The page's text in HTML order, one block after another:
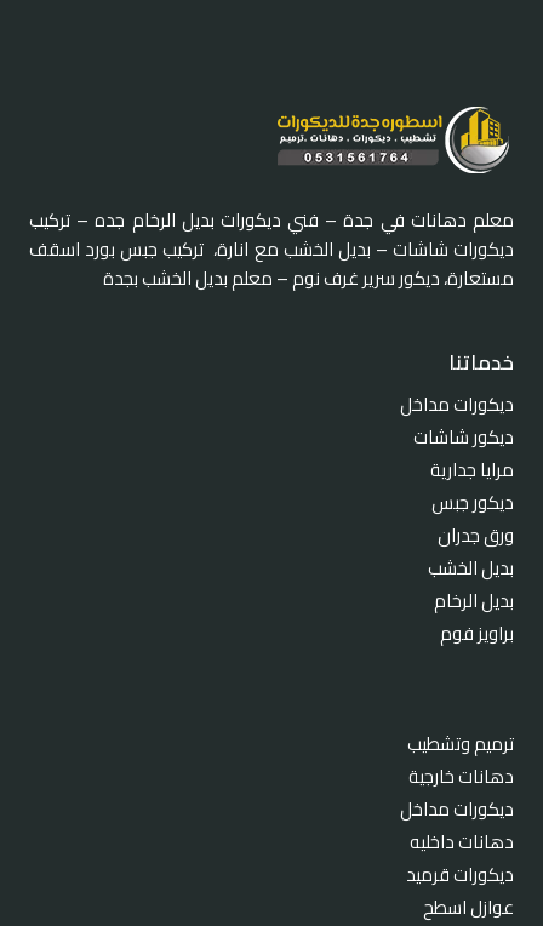
معلم دهانات في جدة – فني ديكورات بديل الرخام جده – تركيب
ديكورات شاشات – بديل الخشب مع انارة، تركيب جبس بورد اسقف
مستعارة، ديكور سرير غرف نوم – معلم بديل الخشب بجدة
خدماتنا
ديكورات مداخل
ديكور شاشات
مرايا جدارية
ديكور جبس
ورق جدران
بديل الخشب
بديل الرخام
براويز فوم
ترميم وتشطيب
دهانات خارجية
ديكورات مداخل
دهانات داخليه
ديكورات قرميد
عوازل اسطح